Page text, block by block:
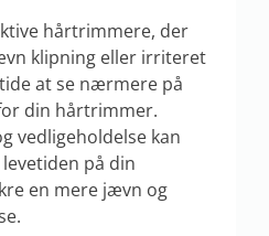
hårtrimmere, der
klipning eller irriteret
at se nærmere på
din hårtrimmer.
vedligeholdelse kan
på din
en mere jævn og